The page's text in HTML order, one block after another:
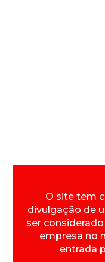
O site tem
divulgação de
ser
empresa no
entrada